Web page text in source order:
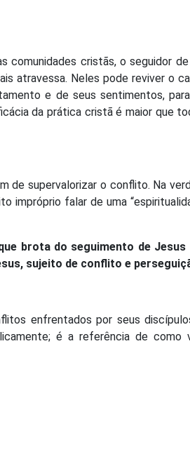
comunidades cristãs, o seguidor
atravessa. Neles pode reviver o
e de seus sentimentos,
da prática cristã é maior que
de supervalorizar o conflito. Na
impróprio falar de uma
brota do seguimento de Jesus
sujeito de conflito e
enfrentados por seus
é a referência de como